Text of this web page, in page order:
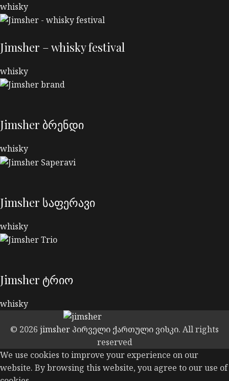
whisky
Jimsher – whisky festival
whisky
Jimsher ბრენდი
whisky
Jimsher საფერავი
whisky
Jimsher ტრიო
whisky
© 2026 jimsher პირველი ქართული ვისკი. All rights
reserved
We use cookies to improve your experience on our
website. By browsing this website, you agree to our use of